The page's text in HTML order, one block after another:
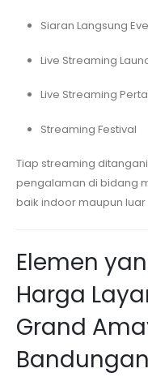
Siaran Langsung
Live Streaming
Live Streaming
Streaming Festival
Tiap streaming
pengalaman di bidang
baik indoor maupun luar
Elemen
Harga
Grand
Bandungan